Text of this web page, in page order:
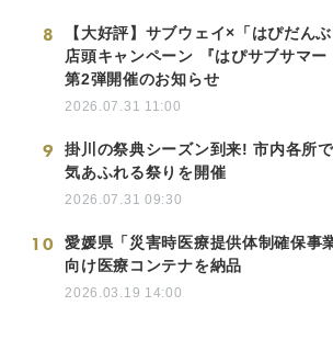
8
【大好評】サブウェイ×「はぴだんぶ
店頭キャンペーン 『はぴサブサマー
第2弾開催のお知らせ
2026.07.31 11:00
9
掛川の祭典シーズン到来! 市内各所
気あふれる祭りを開催
2026.07.31 09:30
10
愛媛県「災害時医療提供体制確保事
向け医療コンテナを納品
2026.03.19 14:00